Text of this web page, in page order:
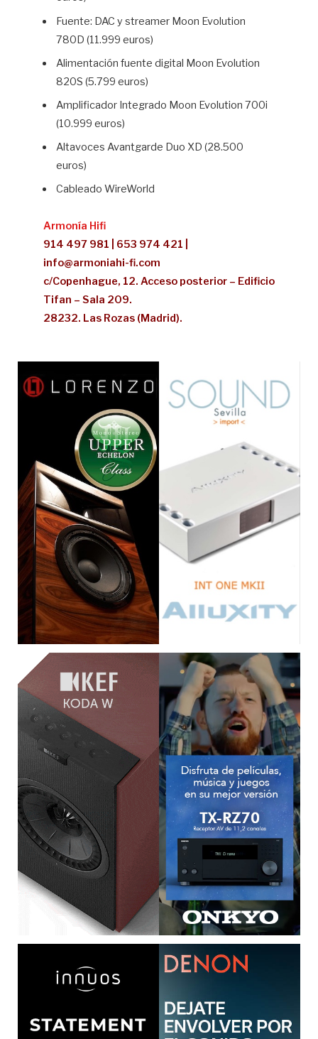
Fuente: DAC y streamer Moon Evolution
780D (11.999 euros)
Alimentación fuente digital Moon Evolution
820S (5.799 euros)
Amplificador Integrado Moon Evolution 700i
(10.999 euros)
Altavoces Avantgarde Duo XD (28.500
euros)
Cableado WireWorld
Armonía Hifi
914 497 981 | 653 974 421 |
info@armoniahi-fi.com
c/Copenhague, 12. Acceso posterior – Edificio
Tifan – Sala 209.
28232. Las Rozas (Madrid).